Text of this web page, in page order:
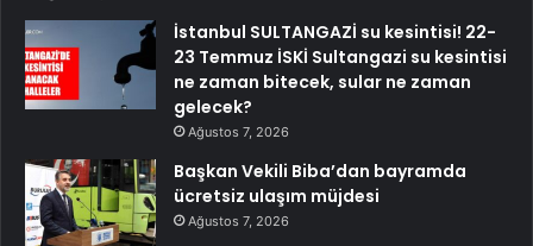
İstanbul SULTANGAZİ su kesintisi! 22-
23 Temmuz İSKİ Sultangazi su kesintisi
ne zaman bitecek, sular ne zaman
gelecek?
Ağustos 7, 2026
Başkan Vekili Biba’dan bayramda
ücretsiz ulaşım müjdesi
Ağustos 7, 2026